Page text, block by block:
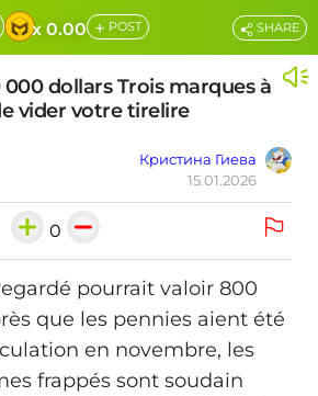
x 0.00 + POST
dollars Trois marques à
vider votre tirelire
Кристина Гиева
15.01.2026
SHARE
0
pourrait valoir 800
que les pennies aient été
en novembre, les
frappés sont soudain